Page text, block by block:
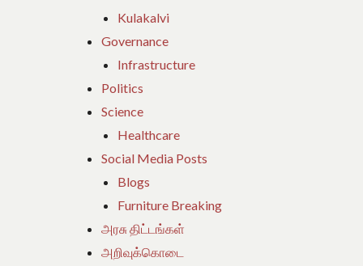
Kulakalvi
Governance
Infrastructure
Politics
Science
Healthcare
Social Media Posts
Blogs
Furniture Breaking
அரசு திட்டங்கள்
அறிவுக்கொடை